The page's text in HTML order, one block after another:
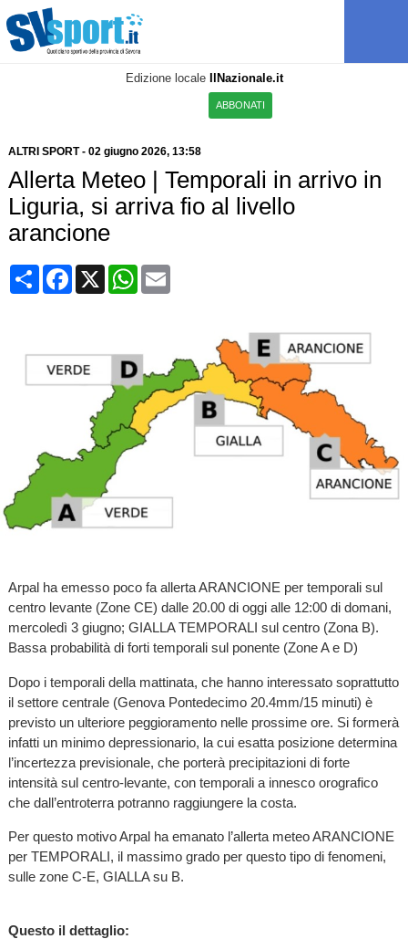
Edizione locale IlNazionale.it
ABBONATI
ALTRI SPORT- 02 giugno 2026, 13:58
Allerta Meteo | Temporali in arrivo in
Liguria, si arriva fio al livello
arancione
CondividiFacebook
X WhatsApp
Email
Arpal ha emesso poco fa allerta ARANCIONE per temporali sul
centro levante (Zone CE) dalle 20.00 di oggi alle 12:00 di domani,
mercoledì 3 giugno; GIALLA TEMPORALI sul centro (Zona B).
Bassa probabilità di forti temporali sul ponente (Zone A e D)
Dopo i temporali della mattinata, che hanno interessato soprattutto
il settore centrale (Genova Pontedecimo 20.4mm/15 minuti) è
previsto un ulteriore peggioramento nelle prossime ore. Si formerà
infatti un minimo depressionario, la cui esatta posizione determina
l’incertezza previsionale, che porterà precipitazioni di forte
intensità sul centro-levante, con temporali a innesco orografico
che dall’entroterra potranno raggiungere la costa.
Per questo motivo Arpal ha emanato l’allerta meteo ARANCIONE
per TEMPORALI, il massimo grado per questo tipo di fenomeni,
sulle zone C-E, GIALLA su B.
Questo il dettaglio: